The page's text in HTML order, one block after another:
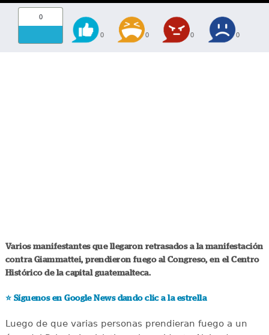
0
0 0 0 0
Varios manifestantes que llegaron retrasados a la manifestación
contra Giammattei, prendieron fuego al Congreso, en el Centro
Histórico de la capital guatemalteca.
⭐️ Síguenos en Google News dando clic a la estrella
Luego de que varias personas prendieran fuego a un